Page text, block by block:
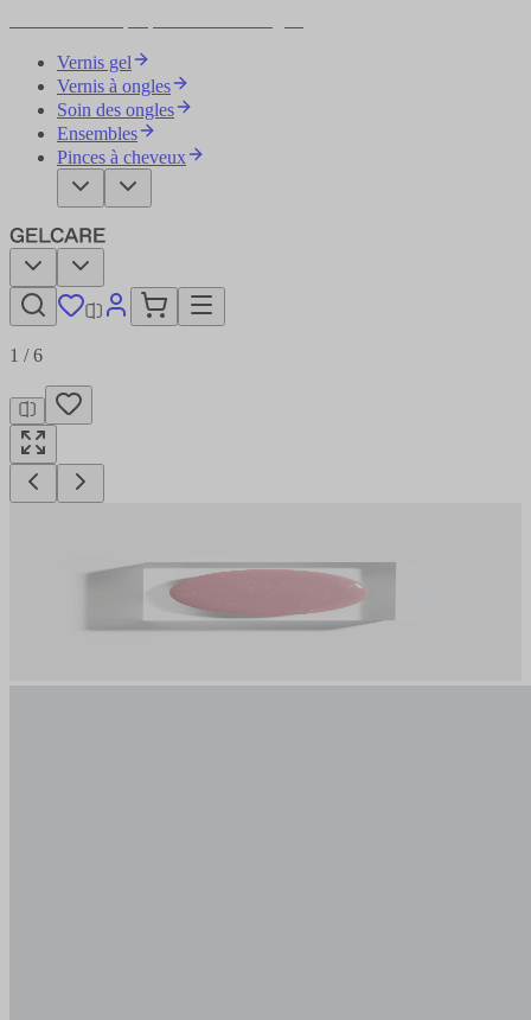
Vernis gel
Vernis à ongles
Soin des ongles
Ensembles
Pinces à cheveux
1 /6